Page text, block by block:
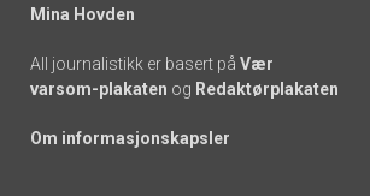
Mina Hovden
All journalistikk er basert på Vær
varsom-plakaten og Redaktørplakaten
Om informasjonskapsler